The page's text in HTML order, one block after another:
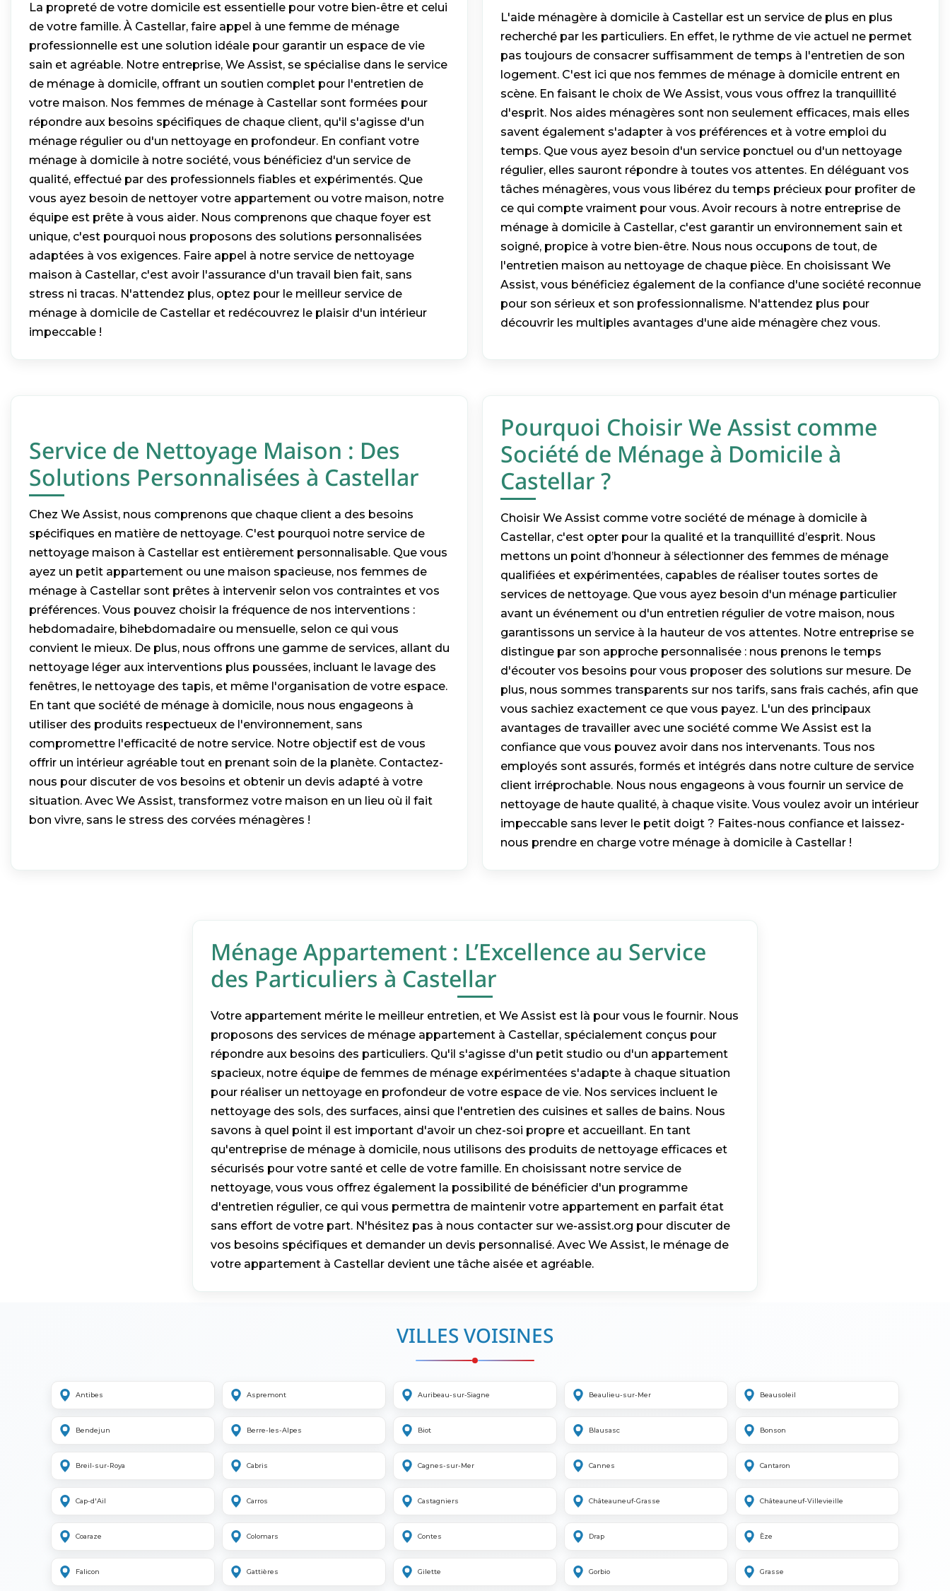
La propreté de votre domicile est essentielle pour votre bien-être et celui
de votre famille. À Castellar, faire appel à une femme de ménage
professionnelle est une solution idéale pour garantir un espace de vie
sain et agréable. Notre entreprise, We Assist, se spécialise dans le service
de ménage à domicile, offrant un soutien complet pour l'entretien de
votre maison. Nos femmes de ménage à Castellar sont formées pour
répondre aux besoins spécifiques de chaque client, qu'il s'agisse d'un
ménage régulier ou d'un nettoyage en profondeur. En confiant votre
ménage à domicile à notre société, vous bénéficiez d'un service de
qualité, effectué par des professionnels fiables et expérimentés. Que
vous ayez besoin de nettoyer votre appartement ou votre maison, notre
équipe est prête à vous aider. Nous comprenons que chaque foyer est
unique, c'est pourquoi nous proposons des solutions personnalisées
adaptées à vos exigences. Faire appel à notre service de nettoyage
maison à Castellar, c'est avoir l'assurance d'un travail bien fait, sans
stress ni tracas. N'attendez plus, optez pour le meilleur service de
ménage à domicile de Castellar et redécouvrez le plaisir d'un intérieur
impeccable !
L'aide ménagère à domicile à Castellar est un service de plus en plus
recherché par les particuliers. En effet, le rythme de vie actuel ne permet
pas toujours de consacrer suffisamment de temps à l'entretien de son
logement. C'est ici que nos femmes de ménage à domicile entrent en
scène. En faisant le choix de We Assist, vous vous offrez la tranquillité
d'esprit. Nos aides ménagères sont non seulement efficaces, mais elles
savent également s'adapter à vos préférences et à votre emploi du
temps. Que vous ayez besoin d'un service ponctuel ou d'un nettoyage
régulier, elles sauront répondre à toutes vos attentes. En déléguant vos
tâches ménagères, vous vous libérez du temps précieux pour profiter de
ce qui compte vraiment pour vous. Avoir recours à notre entreprise de
ménage à domicile à Castellar, c'est garantir un environnement sain et
soigné, propice à votre bien-être. Nous nous occupons de tout, de
l'entretien maison au nettoyage de chaque pièce. En choisissant We
Assist, vous bénéficiez également de la confiance d'une société reconnue
pour son sérieux et son professionnalisme. N'attendez plus pour
découvrir les multiples avantages d'une aide ménagère chez vous.
Service de Nettoyage Maison : Des
Solutions Personnalisées à Castellar
Chez We Assist, nous comprenons que chaque client a des besoins
spécifiques en matière de nettoyage. C'est pourquoi notre service de
nettoyage maison à Castellar est entièrement personnalisable. Que vous
ayez un petit appartement ou une maison spacieuse, nos femmes de
ménage à Castellar sont prêtes à intervenir selon vos contraintes et vos
préférences. Vous pouvez choisir la fréquence de nos interventions :
hebdomadaire, bihebdomadaire ou mensuelle, selon ce qui vous
convient le mieux. De plus, nous offrons une gamme de services, allant du
nettoyage léger aux interventions plus poussées, incluant le lavage des
fenêtres, le nettoyage des tapis, et même l'organisation de votre espace.
En tant que société de ménage à domicile, nous nous engageons à
utiliser des produits respectueux de l'environnement, sans
compromettre l'efficacité de notre service. Notre objectif est de vous
offrir un intérieur agréable tout en prenant soin de la planète. Contactez-
nous pour discuter de vos besoins et obtenir un devis adapté à votre
situation. Avec We Assist, transformez votre maison en un lieu où il fait
bon vivre, sans le stress des corvées ménagères !
Pourquoi Choisir We Assist comme
Société de Ménage à Domicile à
Castellar ?
Choisir We Assist comme votre société de ménage à domicile à
Castellar, c'est opter pour la qualité et la tranquillité d’esprit. Nous
mettons un point d’honneur à sélectionner des femmes de ménage
qualifiées et expérimentées, capables de réaliser toutes sortes de
services de nettoyage. Que vous ayez besoin d'un ménage particulier
avant un événement ou d'un entretien régulier de votre maison, nous
garantissons un service à la hauteur de vos attentes. Notre entreprise se
distingue par son approche personnalisée : nous prenons le temps
d'écouter vos besoins pour vous proposer des solutions sur mesure. De
plus, nous sommes transparents sur nos tarifs, sans frais cachés, afin que
vous sachiez exactement ce que vous payez. L'un des principaux
avantages de travailler avec une société comme We Assist est la
confiance que vous pouvez avoir dans nos intervenants. Tous nos
employés sont assurés, formés et intégrés dans notre culture de service
client irréprochable. Nous nous engageons à vous fournir un service de
nettoyage de haute qualité, à chaque visite. Vous voulez avoir un intérieur
impeccable sans lever le petit doigt ? Faites-nous confiance et laissez-
nous prendre en charge votre ménage à domicile à Castellar !
Ménage Appartement : L’Excellence au Service
des Particuliers à Castellar
Votre appartement mérite le meilleur entretien, et We Assist est là pour vous le fournir. Nous
proposons des services de ménage appartement à Castellar, spécialement conçus pour
répondre aux besoins des particuliers. Qu'il s'agisse d'un petit studio ou d'un appartement
spacieux, notre équipe de femmes de ménage expérimentées s'adapte à chaque situation
pour réaliser un nettoyage en profondeur de votre espace de vie. Nos services incluent le
nettoyage des sols, des surfaces, ainsi que l'entretien des cuisines et salles de bains. Nous
savons à quel point il est important d'avoir un chez-soi propre et accueillant. En tant
qu'entreprise de ménage à domicile, nous utilisons des produits de nettoyage efficaces et
sécurisés pour votre santé et celle de votre famille. En choisissant notre service de
nettoyage, vous vous offrez également la possibilité de bénéficier d'un programme
d'entretien régulier, ce qui vous permettra de maintenir votre appartement en parfait état
sans effort de votre part. N'hésitez pas à nous contacter sur we-assist.org pour discuter de
vos besoins spécifiques et demander un devis personnalisé. Avec We Assist, le ménage de
votre appartement à Castellar devient une tâche aisée et agréable.
VILLES VOISINES
Antibes Aspremont Auribeau-sur-Siagne Beaulieu-sur-Mer Beausoleil
Bendejun Berre-les-Alpes Biot Blausasc Bonson
Breil-sur-Roya Cabris Cagnes-sur-Mer Cannes Cantaron
Cap-d'Ail Carros Castagniers Châteauneuf-Grasse Châteauneuf-Villevieille
Coaraze Colomars Contes Drap Èze
Falicon Gattières Gilette Gorbio Grasse